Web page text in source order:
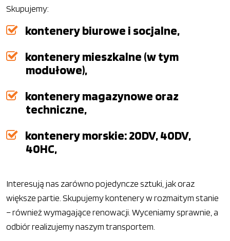
Skupujemy:
kontenery biurowe i socjalne,
kontenery mieszkalne (w tym
modułowe),
kontenery magazynowe oraz
techniczne,
kontenery morskie: 20DV, 40DV,
40HC,
Interesują nas zarówno pojedyncze sztuki, jak oraz
większe partie. Skupujemy kontenery w rozmaitym stanie
– również wymagające renowacji. Wyceniamy sprawnie, a
odbiór realizujemy naszym transportem.